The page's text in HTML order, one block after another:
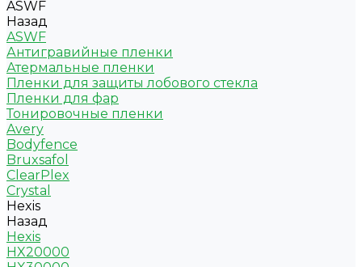
ASWF
Назад
ASWF
Антигравийные пленки
Атермальные пленки
Пленки для защиты лобового стекла
Пленки для фар
Тонировочные пленки
Avery
Bodyfence
Bruxsafol
ClearPlex
Crystal
Hexis
Назад
Hexis
HX20000